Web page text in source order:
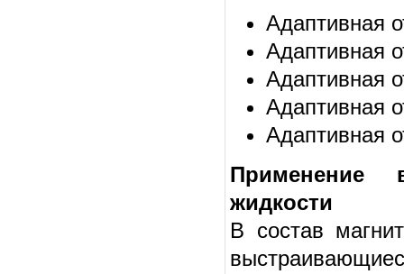
Адаптивная
Адаптивная
Адаптивная
Адаптивная
Адаптивная
Применение
жидкости
В состав